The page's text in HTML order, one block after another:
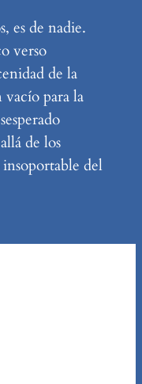
es de nadie.
verso
de la
para la
de los
del